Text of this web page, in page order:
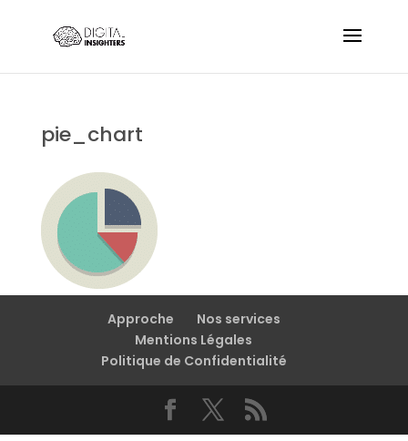
pie_chart
Approche
Nos services
Mentions Légales
Politique de Confidentialité